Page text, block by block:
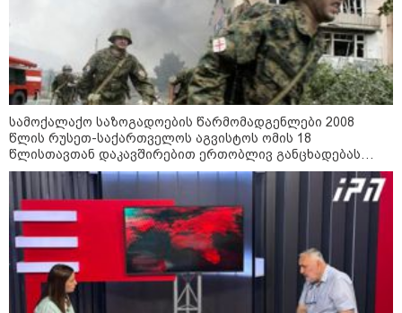
14:14 / 06-08-2026
"მეც ერთ-ერთი მათგანი ვიყავი, ვინც
ლიფტში გაიჭედა" - ლევან მახაშვილი
16:37 / 06-08-2026
"აბსოლუტურად ყალბი
სამოქალაქო საზოგადოების წარმომადგენლები 2008
წლის რუსეთ-საქართველოს აგვისტოს ომის 18
წლისთავთან დაკავშირებით ერთობლივ განცხადებას
ავრცელებენ